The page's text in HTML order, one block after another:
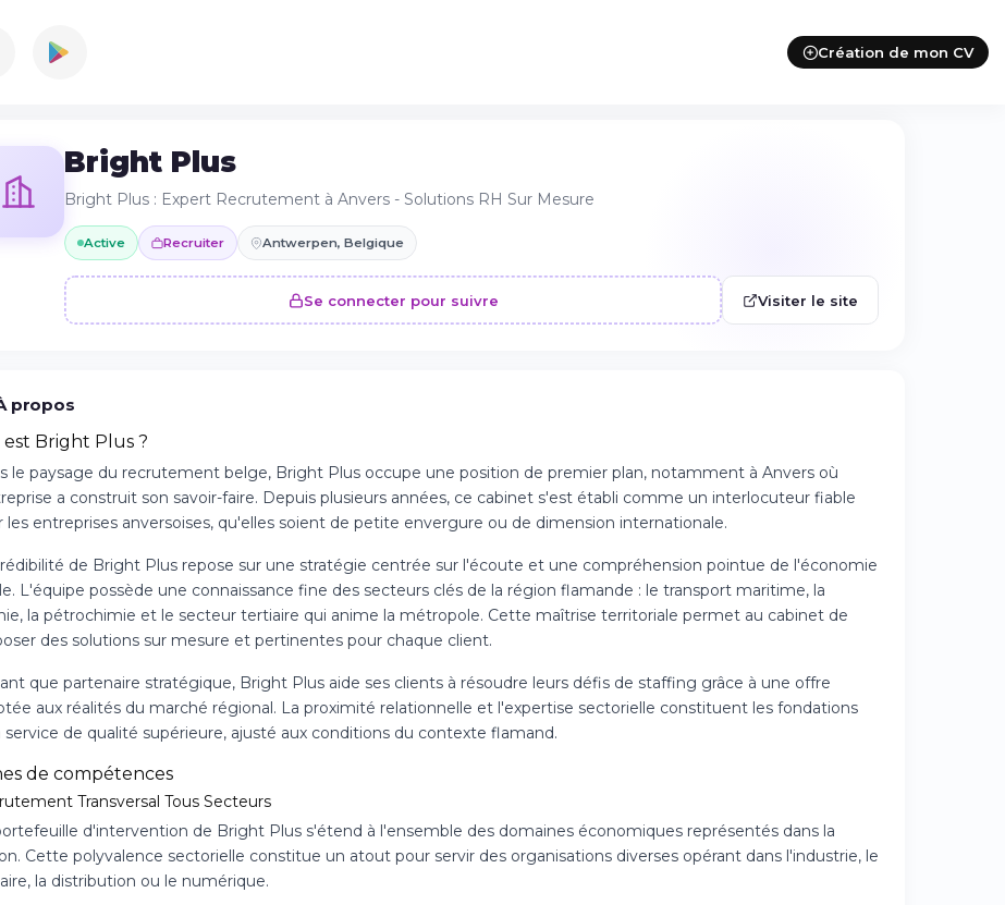
Création de mon CV
Bright Plus
Bright Plus : Expert Recrutement à Anvers - Solutions RH Sur Mesure
Active Recruiter Antwerpen, Belgique
Se connecter pour suivre Visiter le site
propos
est Bright Plus ?
le paysage du recrutement belge, Bright Plus occupe une position de premier plan, notamment à Anvers où
a construit son savoir-faire. Depuis plusieurs années, ce cabinet s'est établi comme un interlocuteur fiable
les entreprises anversoises, qu'elles soient de petite envergure ou de dimension internationale.
de Bright Plus repose sur une stratégie centrée sur l'écoute et une compréhension pointue de l'économie
L'équipe possède une connaissance fine des secteurs clés de la région flamande : le transport maritime, la
la pétrochimie et le secteur tertiaire qui anime la métropole. Cette maîtrise territoriale permet au cabinet de
des solutions sur mesure et pertinentes pour chaque client.
que partenaire stratégique, Bright Plus aide ses clients à résoudre leurs défis de staffing grâce à une offre
aux réalités du marché régional. La proximité relationnelle et l'expertise sectorielle constituent les fondations
service de qualité supérieure, ajusté aux conditions du contexte flamand.
de compétences
Transversal Tous Secteurs
d'intervention de Bright Plus s'étend à l'ensemble des domaines économiques représentés dans la
Cette polyvalence sectorielle constitue un atout pour servir des organisations diverses opérant dans l'industrie, le
la distribution ou le numérique.